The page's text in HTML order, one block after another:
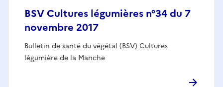
BSV Cultures légumières n°34 du 7
novembre 2017
Bulletin de santé du végétal (BSV) Cultures
légumière de la Manche